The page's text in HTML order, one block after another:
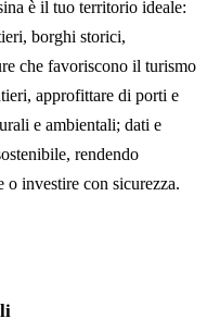
è il tuo territorio ideale:
borghi storici,
che favoriscono il turismo
approfittare di porti e
e ambientali; dati e
rendendo
investire con sicurezza.